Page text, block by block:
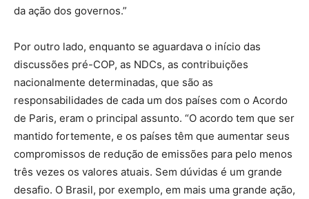
da ação dos governos.”
Por outro lado, enquanto se aguardava o início das
discussões pré-COP, as NDCs, as contribuições
nacionalmente determinadas, que são as
responsabilidades de cada um dos países com o Acordo
de Paris, eram o principal assunto. “O acordo tem que ser
mantido fortemente, e os países têm que aumentar seus
compromissos de redução de emissões para pelo menos
três vezes os valores atuais. Sem dúvidas é um grande
desafio. O Brasil, por exemplo, em mais uma grande ação,